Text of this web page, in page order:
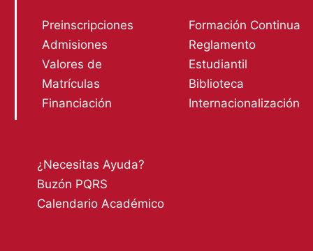
Preinscripciones
Admisiones
Valores de
Matrículas
Financiación
Formación Continua
Reglamento
Estudiantil
Biblioteca
Internacionalización
¿Necesitas Ayuda?
Buzón PQRS
Calendario Académico